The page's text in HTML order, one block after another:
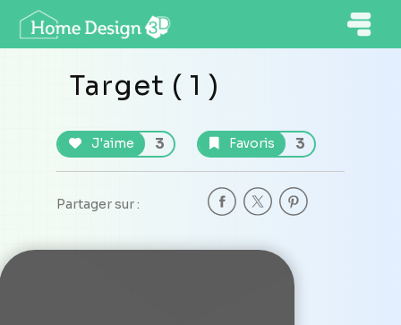
Target ( 1 )
J'aime 3 Favoris 3
Partager sur :